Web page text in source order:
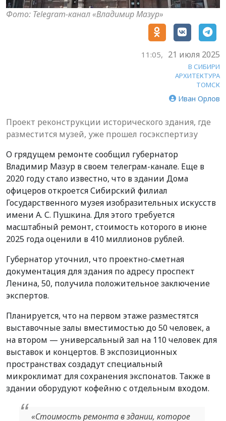
Фото: Telegram-канал «Владимир Мазур»
11:05, 21 июля 2025
В СИБИРИ
АРХИТЕКТУРА
ТОМСК
Иван Орлов
Проект реконструкции исторического здания, где
разместится музей, уже прошел госэкспертизу
О грядущем ремонте сообщил губернатор
Владимир Мазур в своем телеграм-канале. Еще в
2020 году стало известно, что в здании Дома
офицеров откроется Сибирский филиал
Государственного музея изобразительных искусств
имени А. С. Пушкина. Для этого требуется
масштабный ремонт, стоимость которого в июне
2025 года оценили в 410 миллионов рублей.
Губернатор уточнил, что проектно-сметная
документация для здания по адресу проспект
Ленина, 50, получила положительное заключение
экспертов.
Планируется, что на первом этаже разместятся
выставочные залы вместимостью до 50 человек, а
на втором — универсальный зал на 110 человек для
выставок и концертов. В экспозиционных
пространствах создадут специальный
микроклимат для сохранения экспонатов. Также в
здании оборудуют кофейню с отдельным входом.
«Стоимость ремонта в здании, которое